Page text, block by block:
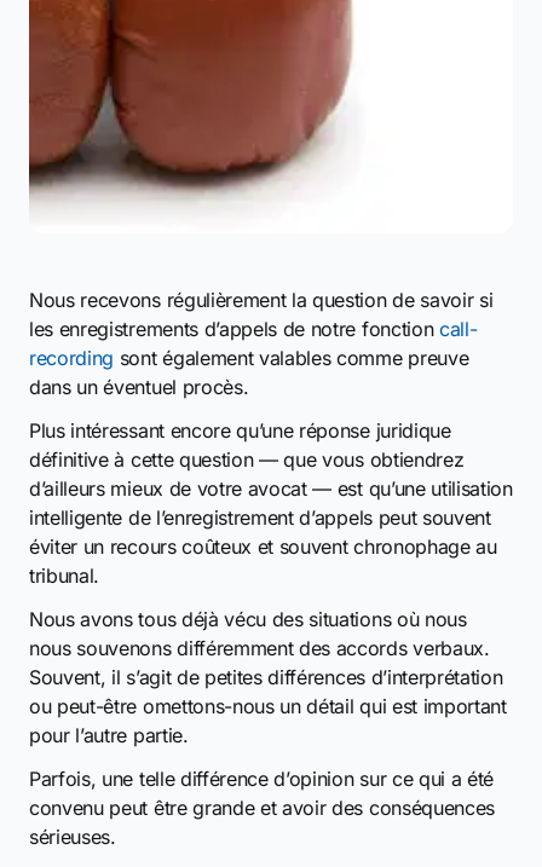
Nous recevons régulièrement la question de savoir si
les enregistrements d’appels de notre fonction call-
recording sont également valables comme preuve
dans un éventuel procès.
Plus intéressant encore qu’une réponse juridique
définitive à cette question — que vous obtiendrez
d’ailleurs mieux de votre avocat — est qu’une utilisation
intelligente de l’enregistrement d’appels peut souvent
éviter un recours coûteux et souvent chronophage au
tribunal.
Nous avons tous déjà vécu des situations où nous
nous souvenons différemment des accords verbaux.
Souvent, il s’agit de petites différences d’interprétation
ou peut-être omettons-nous un détail qui est important
pour l’autre partie.
Parfois, une telle différence d’opinion sur ce qui a été
convenu peut être grande et avoir des conséquences
sérieuses.